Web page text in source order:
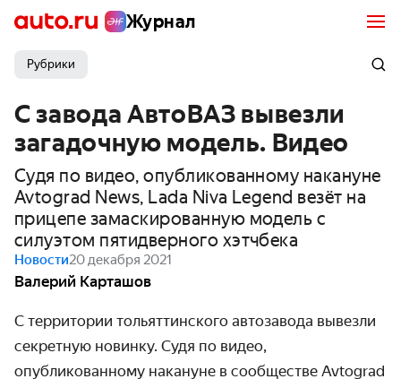
Журнал
Рубрики
С завода АвтоВАЗ вывезли
загадочную модель. Видео
Судя по видео, опубликованному накануне
Avtograd News, Lada Niva Legend везёт на
прицепе замаскированную модель с
силуэтом пятидверного хэтчбека
Новости20 декабря 2021
Валерий Карташов
С территории тольяттинского автозавода вывезли
секретную новинку. Судя по видео,
опубликованному накануне в сообществе Avtograd